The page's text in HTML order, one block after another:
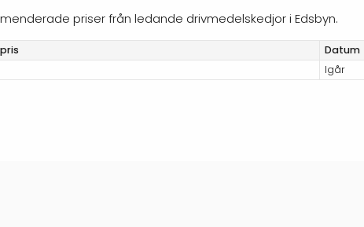
priser från ledande drivmedelskedjor i Edsbyn.
Datum
Igår